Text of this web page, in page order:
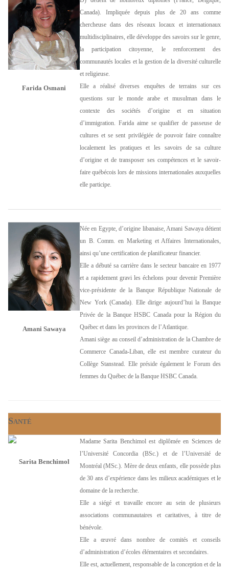
Farida Osmani
Canada). Impliquée depuis plus de 20 ans comme
chercheuse dans des réseaux locaux et internationaux
multidisciplinaires, elle développe des savoirs sur le genre,
la participation citoyenne, le renforcement des
communautés locales et la gestion de la diversité culturelle
et religieuse.
Elle a réalisé diverses enquêtes de terrains sur ces
questions sur le monde arabe et musulman dans le
contexte des sociétés d’origine et en situation
d’immigration. Farida aime se qualifier de passeuse de
cultures et se sent privilégiée de pouvoir faire connaître
localement les pratiques et les savoirs de sa culture
d’origine et de transposer ses compétences et le savoir-
faire québécois lors de missions internationales auxquelles
elle participe.
Amani Sawaya
Née en Egypte, d’origine libanaise, Amani Sawaya détient
un B. Comm. en Marketing et Affaires Internationales,
ainsi qu’une certification de planificateur financier.
Elle a débuté sa carrière dans le secteur bancaire en 1977
et a rapidement gravi les échelons pour devenir Première
vice-présidente de la Banque République Nationale de
New York (Canada). Elle dirige aujourd’hui la Banque
Privée de la Banque HSBC Canada pour la Région du
Québec et dans les provinces de l’Atlantique.
Amani siège au conseil d’administration de la Chambre de
Commerce Canada-Liban, elle est membre curateur du
Collège Stanstead. Elle préside également le Forum des
femmes du Québec de la Banque HSBC Canada.
SANTÉ
Sarita Benchimol
Madame Sarita Benchimol est diplômée en Sciences de
l’Université Concordia (BSc.) et de l’Université de
Montréal (MSc.). Mère de deux enfants, elle possède plus
de 30 ans d’expérience dans les milieux académiques et le
domaine de la recherche.
Elle a siégé et travaille encore au sein de plusieurs
associations communautaires et caritatives, à titre de
bénévole.
Elle a œuvré dans nombre de comités et conseils
d’administration d’écoles élémentaires et secondaires.
Elle est, actuellement, responsable de la conception et de la